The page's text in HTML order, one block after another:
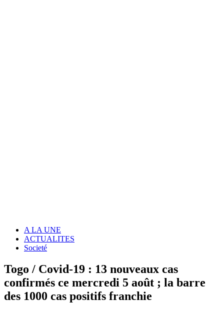
A LA UNE
ACTUALITES
Societé
Togo / Covid-19 : 13 nouveaux cas
confirmés ce mercredi 5 août ; la barre
des 1000 cas positifs franchie